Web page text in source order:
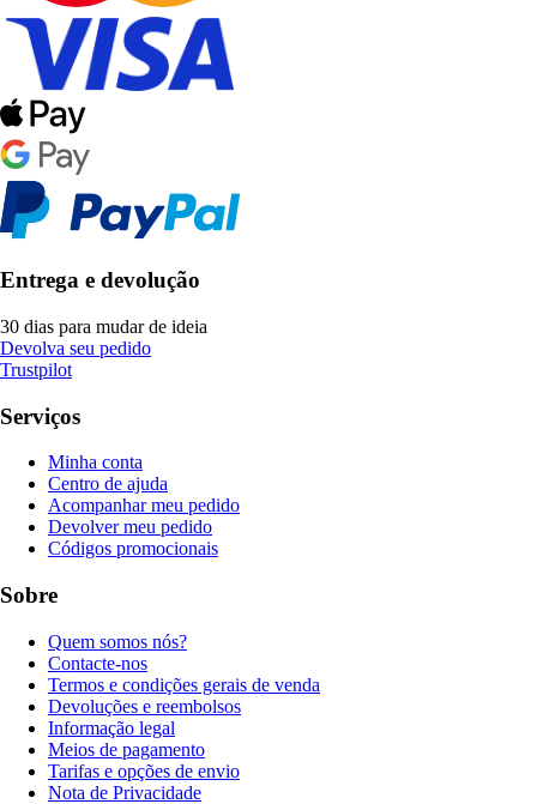
Entrega e devolução
30 dias para mudar de ideia
Devolva seu pedido
Trustpilot
Serviços
Minha conta
Centro de ajuda
Acompanhar meu pedido
Devolver meu pedido
Códigos promocionais
Sobre
Quem somos nós?
Contacte-nos
Termos e condições gerais de venda
Devoluções e reembolsos
Informação legal
Meios de pagamento
Tarifas e opções de envio
Nota de Privacidade